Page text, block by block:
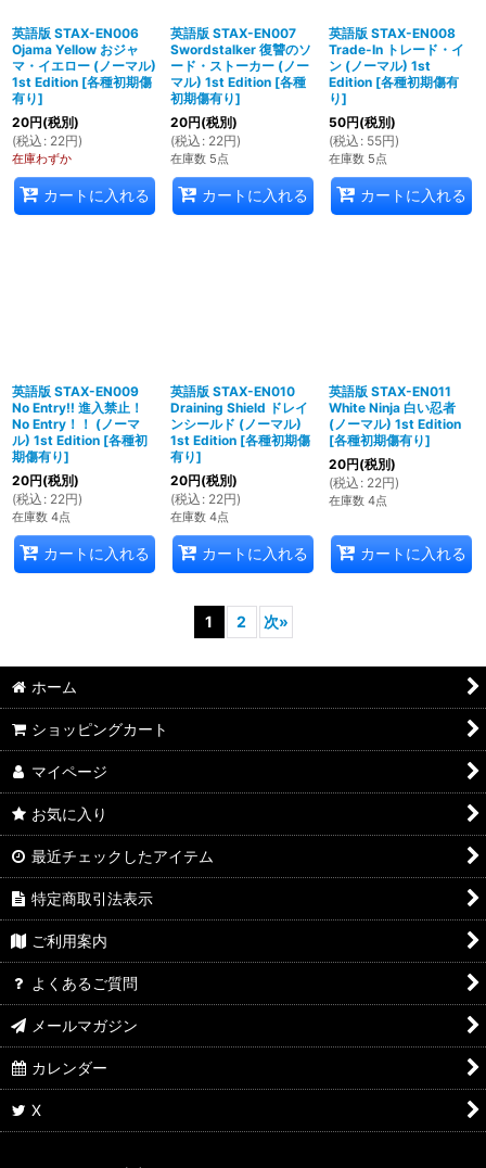
英語版 STAX-EN006
Ojama Yellow おジャ
マ・イエロー (ノーマル)
1st Edition [各種初期傷
有り]
20円(税別)
(税込 : 22円)
在庫わずか
カートに入れる
英語版 STAX-EN007
Swordstalker 復讐のソ
ード・ストーカー (ノー
マル) 1st Edition [各種
初期傷有り]
20円(税別)
(税込 : 22円)
在庫数 5点
カートに入れる
英語版 STAX-EN008
Trade-In トレード・イ
ン (ノーマル) 1st
Edition [各種初期傷有
り]
50円(税別)
(税込 : 55円)
在庫数 5点
カートに入れる
英語版 STAX-EN009
No Entry!! 進入禁止！
No Entry！！ (ノーマ
ル) 1st Edition [各種初
期傷有り]
20円(税別)
(税込 : 22円)
在庫数 4点
カートに入れる
英語版 STAX-EN010
Draining Shield ドレイ
ンシールド (ノーマル)
1st Edition [各種初期傷
有り]
20円(税別)
(税込 : 22円)
在庫数 4点
カートに入れる
英語版 STAX-EN011
White Ninja 白い忍者
(ノーマル) 1st Edition
[各種初期傷有り]
20円(税別)
(税込 : 22円)
在庫数 4点
カートに入れる
1 2 次»
ホーム
ショッピングカート
マイページ
お気に入り
最近チェックしたアイテム
特定商取引法表示
ご利用案内
よくあるご質問
メールマガジン
カレンダー
X